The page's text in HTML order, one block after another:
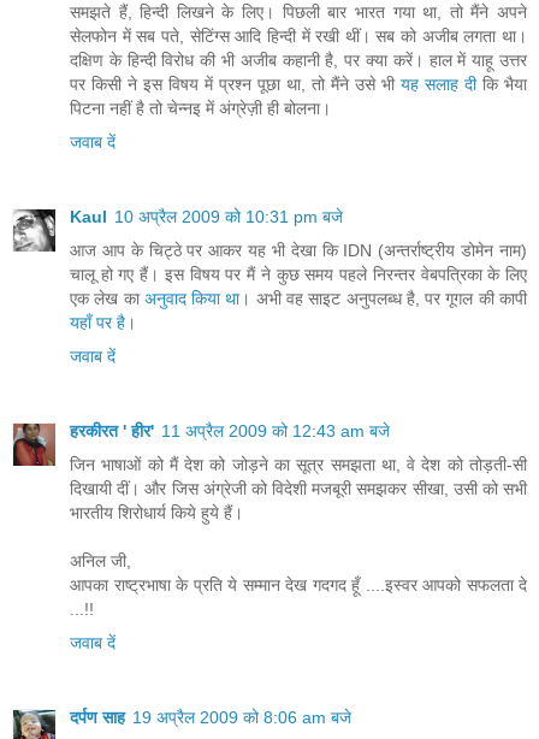
समझते हैं, हिन्दी लिखने के लिए। पिछली बार भारत गया था, तो मैंने अपने
सेलफोन में सब पते, सेटिंग्स आदि हिन्दी में रखी थीं। सब को अजीब लगता था।
दक्षिण के हिन्दी विरोध की भी अजीब कहानी है, पर क्या करें। हाल में याहू उत्तर
पर किसी ने इस विषय में प्रश्न पूछा था, तो मैंने उसे भी यह सलाह दीकि भैया
पिटना नहीं है तो चेन्नइ में अंग्रेज़ी ही बोलना।
जवाब दें
Kaul 10 अप्रैल 2009 को 10:31 pm बजे
आज आप के चिट्ठे पर आकर यह भी देखा कि IDN (अन्तर्राष्ट्रीय डोमेन नाम)
चालू हो गए हैं। इस विषय पर मैं ने कुछ समय पहले निरन्तर वेबपत्रिका के लिए
एक लेख काअनुवाद किया था। अभी वह साइट अनुपलब्ध है, पर गूगल की कापी
यहाँ पर है ।
जवाब दें
हरकीरत ' हीर' 11 अप्रैल 2009 को 12:43 am बजे
जिन भाषाओं को मैं देश को जोड़ने का सूत्र समझता था, वे देश को तोड़ती-सी
दिखायी दीं। और जिस अंग्रेजी को विदेशी मजबूरी समझकर सीखा, उसी को सभी
भारतीय शिरोधार्य किये हुये हैं।
अनिल जी,
आपका राष्ट्रभाषा के प्रति ये सम्मान देख गदगद हूँ ....इस्वर आपको सफलता दे
...!!
जवाब दें
दर्पण साह 19 अप्रैल 2009 को 8:06 am बजे